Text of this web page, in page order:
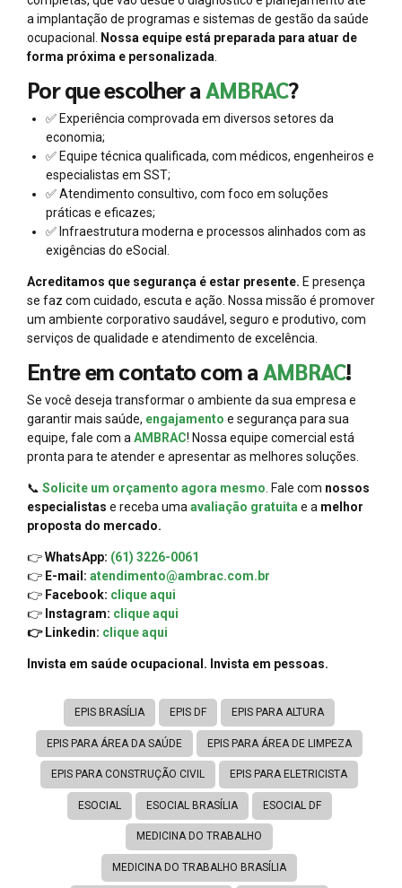
a implantação de programas e sistemas de gestão da saúde
ocupacional. Nossa equipe está preparada para atuar de
forma próxima e personalizada.
Por que escolher aAMBRAC?
✅ Experiência comprovada em diversos setores da
economia;
✅ Equipe técnica qualificada, com médicos, engenheiros e
especialistas em SST;
✅ Atendimento consultivo, com foco em soluções
práticas e eficazes;
✅ Infraestrutura moderna e processos alinhados com as
exigências do eSocial.
Acreditamos que segurança é estar presente. E presença
se faz com cuidado, escuta e ação. Nossa missão é promover
um ambiente corporativo saudável, seguro e produtivo, com
serviços de qualidade e atendimento de excelência.
Entre em contato com aAMBRAC!
Se você deseja transformar o ambiente da sua empresa e
garantir mais saúde, engajamento e segurança para sua
equipe, fale com aAMBRAC! Nossa equipe comercial está
pronta para te atender e apresentar as melhores soluções.
📞 Solicite um orçamento agora mesmo. Fale com nossos
especialistas e receba umaavaliação gratuitae a melhor
proposta do mercado.
👉WhatsApp: (61) 3226-0061
👉 E-mail: atendimento@ambrac.com.br
👉 Facebook: clique aqui
👉 Instagram: clique aqui
👉 Linkedin: clique aqui
Invista em saúde ocupacional. Invista em pessoas.
EPIS BRASÍLIA EPIS DF EPIS PARA ALTURA
EPIS PARA ÁREA DA SAÚDE EPIS PARA ÁREA DE LIMPEZA
EPIS PARA CONSTRUÇÃO CIVIL EPIS PARA ELETRICISTA
ESOCIAL ESOCIAL BRASÍLIA ESOCIAL DF
MEDICINA DO TRABALHO
MEDICINA DO TRABALHO BRASÍLIA